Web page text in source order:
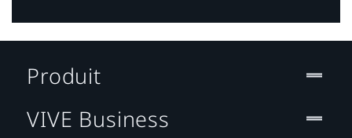
Produit
VIVE Business